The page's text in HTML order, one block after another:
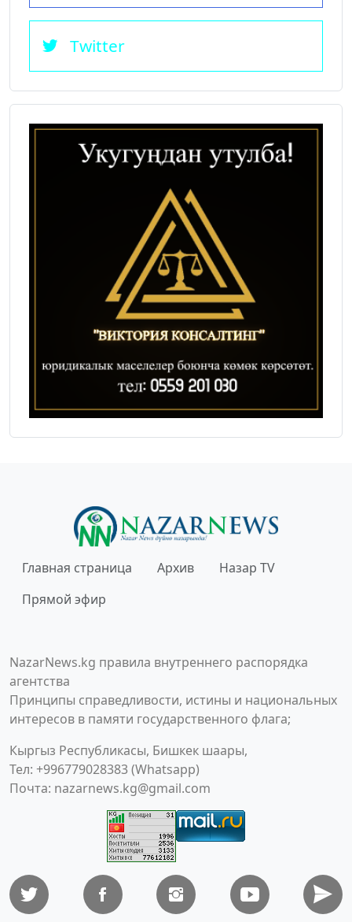
Twitter
Главная страница Архив
Назар TV
Прямой эфир
NazarNews.kg правила внутреннего распорядка
агентства
Принципы справедливости, истины и национальных
интересов в памяти государственного флага;
Кыргыз Республикасы, Бишкек шаары,
Тел: +996779028383 (Whatsapp)
Почта: nazarnews.kg@gmail.com